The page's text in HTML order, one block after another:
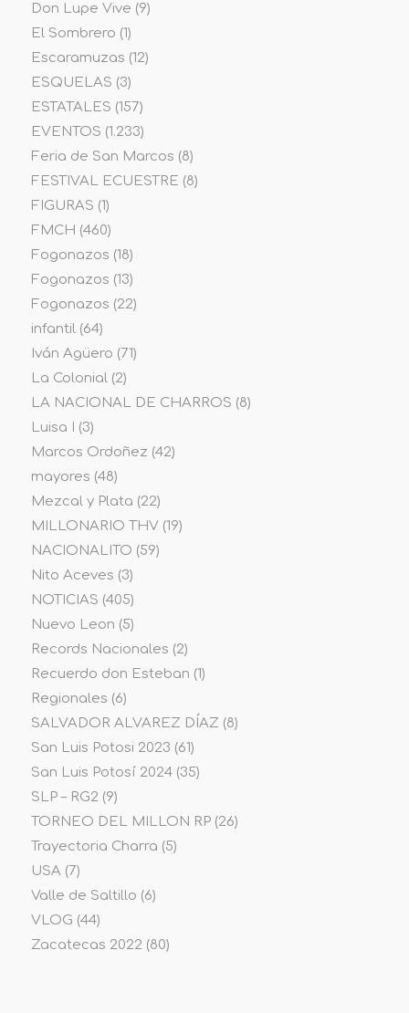
Don Lupe Vive (9)
El Sombrero (1)
Escaramuzas (12)
ESQUELAS (3)
ESTATALES (157)
EVENTOS (1.233)
Feria de San Marcos (8)
FESTIVAL ECUESTRE (8)
FIGURAS (1)
FMCH (460)
Fogonazos (18)
Fogonazos (13)
Fogonazos (22)
infantil(64)
Iván Agüero (71)
La Colonial(2)
LA NACIONAL DE CHARROS (8)
Luisa I
(3)
Marcos Ordoñez (42)
mayores (48)
Mezcal y Plata (22)
MILLONARIO THV(19)
NACIONALITO (59)
Nito Aceves (3)
NOTICIAS (405)
Nuevo Leon (5)
Records Nacionales (2)
Recuerdo don Esteban (1)
Regionales (6)
SALVADOR ALVAREZ DÍAZ (8)
San Luis Potosi 2023 (61)
San Luis Potosí 2024(35)
SLP – RG2 (9)
TORNEO DEL MILLON RP(26)
Trayectoria Charra (5)
USA(7)
Valle de Saltillo (6)
VLOG (44)
Zacatecas 2022 (80)